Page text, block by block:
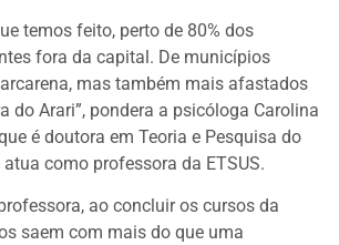
temos feito, perto de 80% dos
fora da capital. De municípios
mas também mais afastados
do Arari”, pondera a psicóloga Carolina
é doutora em Teoria e Pesquisa do
como professora da ETSUS.
ao concluir os cursos da
saem com mais do que uma